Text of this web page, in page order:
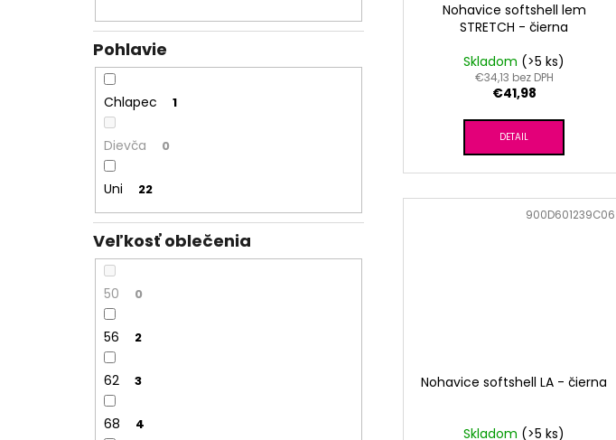
Pohlavie
Chlapec 1
Dievča 0
Uni 22
Veľkosť oblečenia
50 0
56 2
62 3
68 4
Nohavice softshell lem
STRETCH - čierna
Skladom (>5 ks)
€34,13 bez DPH
€41,98
DETAIL
Nohavice softshell LA - čierna
Skladom (>5 ks)
900D601239C06